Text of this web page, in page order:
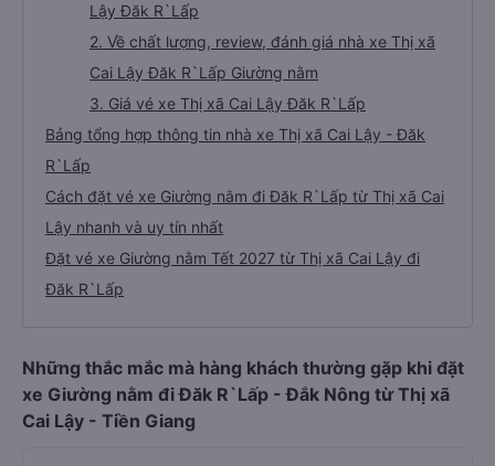
Lậy Đăk R`Lấp
2. Về chất lượng, review, đánh giá nhà xe Thị xã
Cai Lậy Đăk R`Lấp Giường nằm
3. Giá vé xe Thị xã Cai Lậy Đăk R`Lấp
Bảng tổng hợp thông tin nhà xe Thị xã Cai Lậy - Đăk
R`Lấp
Cách đặt vé xe Giường nằm đi Đăk R`Lấp từ Thị xã Cai
Lậy nhanh và uy tín nhất
Đặt vé xe Giường nằm Tết 2027 từ Thị xã Cai Lậy đi
Đăk R`Lấp
Những thắc mắc mà hàng khách thường gặp khi đặt
xe Giường nằm đi Đăk R`Lấp - Đắk Nông từ Thị xã
Cai Lậy - Tiền Giang